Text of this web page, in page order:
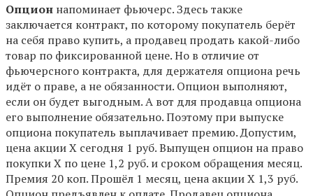
Опцион напоминает фьючерс. Здесь также
заключается контракт, по которому покупатель берёт
на себя право купить, а продавец продать какой-либо
товар по фиксированной цене. Но в отличие от
фьючерсного контракта, для держателя опциона речь
идёт о праве, а не обязанности. Опцион выполняют,
если он будет выгодным. А вот для продавца опциона
его выполнение обязательно. Поэтому при выпуске
опциона покупатель выплачивает премию. Допустим,
цена акции Х сегодня 1 руб. Выпущен опцион на право
покупки Х по цене 1,2 руб. и сроком обращения месяц.
Премия 20 коп. Прошёл 1 месяц, цена акции Х 1,3 руб.